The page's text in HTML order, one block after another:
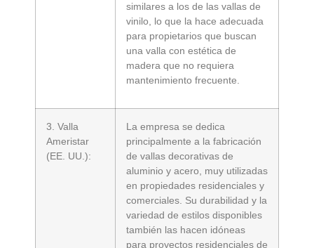
similares a los de las vallas de
vinilo, lo que la hace adecuada
para propietarios que buscan
una valla con estética de
madera que no requiera
mantenimiento frecuente.
3. Valla
Ameristar
(EE. UU.):
La empresa se dedica
principalmente a la fabricación
de vallas decorativas de
aluminio y acero, muy utilizadas
en propiedades residenciales y
comerciales. Su durabilidad y la
variedad de estilos disponibles
también las hacen idóneas
para proyectos residenciales de